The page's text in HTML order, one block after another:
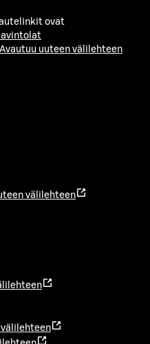
ovat
Avautuu uuteen välilehteen
välilehteen